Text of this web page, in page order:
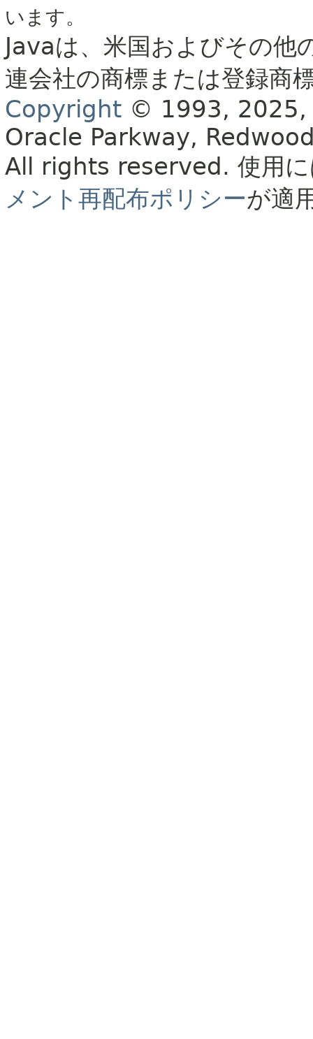
います。
Javaは、米国およびその
連会社の商標または登録商
Copyright © 1993, 2025,
Oracle Parkway,
All rights reserved. 使用
メント再配布ポリシーが適